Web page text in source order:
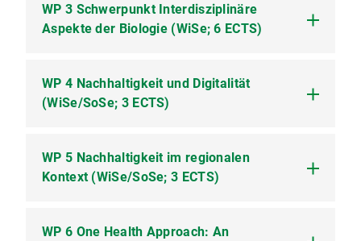
WP 2.1 Vorlesung Grundlagen der Ökologie,
Verhaltensbiologie und Evolutionsbiologie
WP 2.2 Übung Grundlagen der Ökologie,
Verhaltensbiologie und Evolutionsbiologie
(Übung; 2 SWS)
WP 3 Schwerpunkt Interdisziplinäre
Aspekte der Biologie (WiSe; 6 ECTS)
WP 3.1 Vorlesung Schwerpunkt
Interdisziplinäre Aspekte der Biologie
WP 3.2 Übung Schwerpunkt Interdisziplinäre
Aspekte der Biologie (Übung; 2 SWS)
WP 4 Nachhaltigkeit und Digitalität
(WiSe/SoSe; 3 ECTS)
WP 4.1 Kultur der Digitalität und nachhaltige
Transformation (Online-Kurs; 2 SWS)
WP 5 Nachhaltigkeit im regionalen
Kontext (WiSe/SoSe; 3 ECTS)
WP 5.1 Regionale Geographie und nachhaltige
WP 6 One Health Approach: An